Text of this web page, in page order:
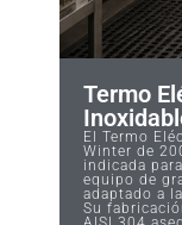
Termo
El Termo
Winter de
indicada
equipo de
adaptado a
Su